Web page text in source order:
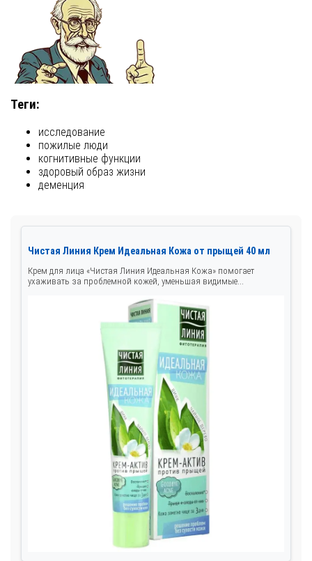
Теги:
исследование
пожилые люди
когнитивные функции
здоровый образ жизни
деменция
Чистая Линия Крем Идеальная Кожа от прыщей 40 мл
Крем для лица «Чистая Линия Идеальная Кожа» помогает
ухаживать за проблемной кожей, уменьшая видимые...